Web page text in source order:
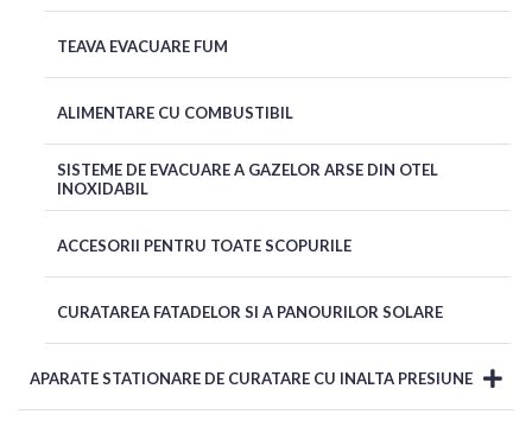
TEAVA EVACUARE FUM
ALIMENTARE CU COMBUSTIBIL
SISTEME DE EVACUARE A GAZELOR ARSE DIN OTEL
INOXIDABIL
ACCESORII PENTRU TOATE SCOPURILE
CURATAREA FATADELOR SI A PANOURILOR SOLARE
APARATE STATIONARE DE CURATARE CU INALTA PRESIUNE